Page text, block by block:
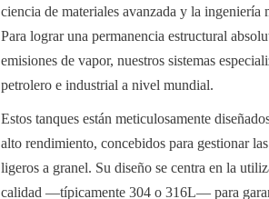
ciencia de materiales avanzada y la ingeniería
Para lograr una permanencia estructural
emisiones de vapor, nuestros sistemas
petrolero e industrial a nivel mundial.
Estos tanques están meticulosamente
alto rendimiento, concebidos para gestionar
ligeros a granel. Su diseño se centra en la
calidad —típicamente 304 o 316L— para